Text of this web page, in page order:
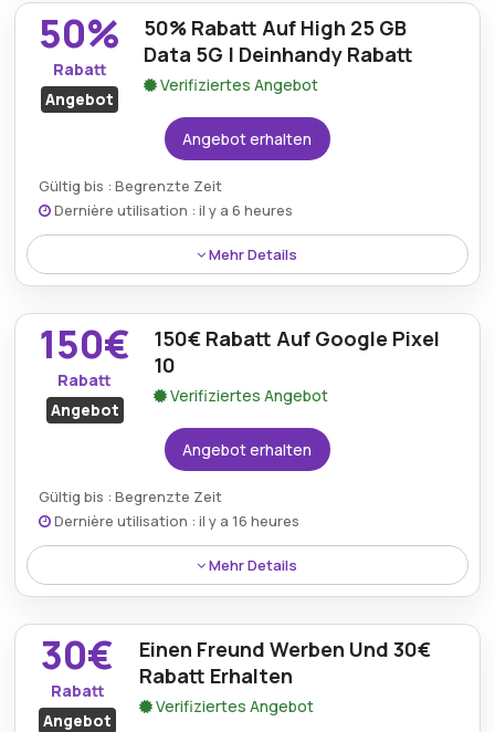
leistungsstarkes Smartphone zu einem stark
reduzierten Preis erhalten.
50%
Rabatt
Angebot
50% Rabatt Auf High 25 GB
Data 5G | Deinhandy Rabatt
Verifiziertes Angebot
Angebot erhalten
Gültig bis : Begrenzte Zeit
Dernière utilisation : il y a 6 heures
Mehr Details
50% Rabatt sind auf den High 25 GB Data 5G-Tarif
über den DeinHandy-Rabatt verfügbar, sodass
Kunden schnelles und zuverlässiges mobiles Internet
zu niedrigeren Kosten erhalten.
150€
Rabatt
Angebot
150€ Rabatt Auf Google Pixel
10
Verifiziertes Angebot
Angebot erhalten
Gültig bis : Begrenzte Zeit
Dernière utilisation : il y a 16 heures
Mehr Details
150€ Rabatt wird auf das Google Pixel 10 angeboten,
wodurch Käufer die Möglichkeit haben, das neueste
Gerät mit erheblichen finanziellen Vorteilen zu
erwerben.
30€
Rabatt
Angebot
Einen Freund Werben Und 30€
Rabatt Erhalten
Verifiziertes Angebot